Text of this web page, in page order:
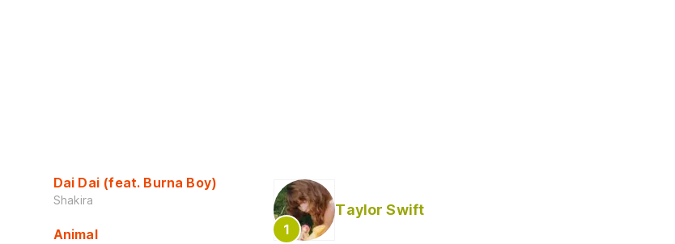
Dai Dai (feat. Burna Boy)
Shakira
Animal
Taylor Swift